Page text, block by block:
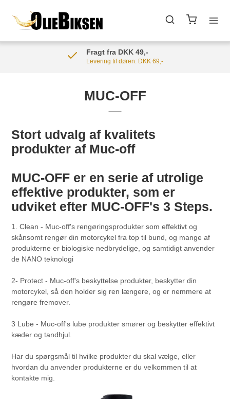
Fragt fra DKK 49,-
Levering til døren: DKK 69,-
MUC-OFF
Stort udvalg af kvalitets
produkter af Muc-off
MUC-OFF er en serie af utrolige
effektive produkter, som er
udviket efter MUC-OFF's 3 Steps.
1. Clean - Muc-off's rengøringsprodukter som effektivt og
skånsomt rengør din motorcykel fra top til bund, og mange af
produkterne er biologiske nedbrydelige, og samtidigt anvender
de NANO teknologi
2- Protect - Muc-off's beskyttelse produkter, beskytter din
motorcykel, så den holder sig ren længere, og er nemmere at
rengøre fremover.
3 Lube - Muc-off's lube produkter smører og beskytter effektivt
kæder og tandhjul.
Har du spørgsmål til hvilke produkter du skal vælge, eller
hvordan du anvender produkterne er du velkommen til at
kontakte mig.